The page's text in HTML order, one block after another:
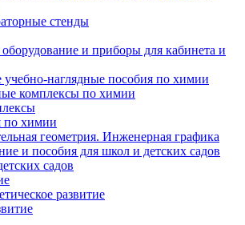
стенды
и приборы для кабинета и
наглядные пособия по химии
комплексы по химии
по химии
геометрия. Инженерная графика
и пособия для школ и детских садов
садов
развитие